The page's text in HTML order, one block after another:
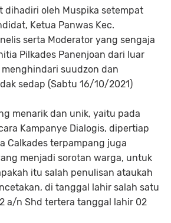
dihadiri oleh Muspika setempat
Ketua Panwas Kec.
serta Moderator yang sengaja
Pilkades Panenjoan dari luar
suudzon dan
sedap (Sabtu 16/10/2021)
menarik dan unik, yaitu pada
Kampanye Dialogis, dipertiap
Calkades terpampang juga
menjadi sorotan warga, untuk
itu salah penulisan ataukah
di tanggal lahir salah satu
a/n Shd tertera tanggal lahir 02